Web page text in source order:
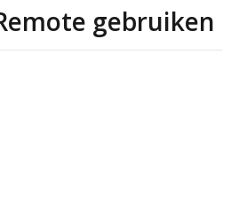
gebruiken